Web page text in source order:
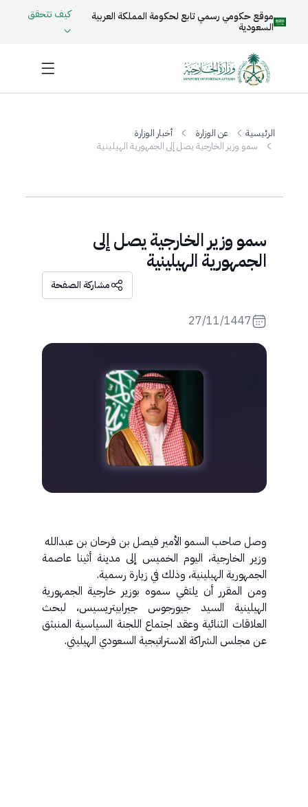
موقع حكومي رسمي تابع لحكومة المملكة العربية
السعودية
كيف تتحقق
الرئيسية عن الوزارة
أخبار الوزارة
سمو وزير الخارجية يصل إلى الجمهورية الهيلينية
سمو وزير الخارجية يصل إلى
الجمهورية الهيلينية
مشاركة الصفحة
27/11/1447
وصل صاحب السمو الأمير فيصل بن فرحان بن عبدالله
وزير الخارجية، اليوم الخميس إلى مدينة أثينا عاصمة
الجمهورية الهيلينية، وذلك في زيارة رسمية.
ومن المقرر أن يلتقي سموه بوزير خارجية الجمهورية
الهيلينية السيد جيورجوس جيرابيتريسيس، لبحث
العلاقات الثنائية وعقد اجتماع اللجنة السياسية المنبثق
عن مجلس الشراكة الاستراتيجية السعودي الهيليني.